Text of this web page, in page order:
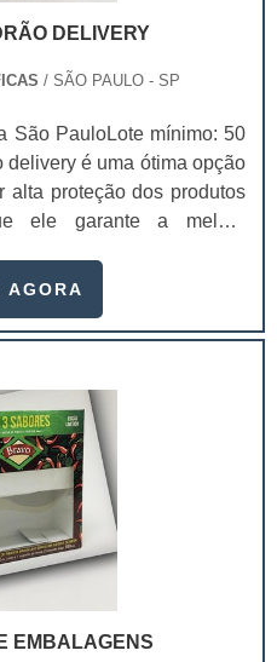
DELIVERY
/ SÃO PAULO - SP
São PauloLote mínimo: 50
é uma ótima opção
alta proteção dos produtos
ele garante a melhor
integridade e a qualidade,
materiais recicláveis que
danos a na.
AGORA
EMBALAGENS